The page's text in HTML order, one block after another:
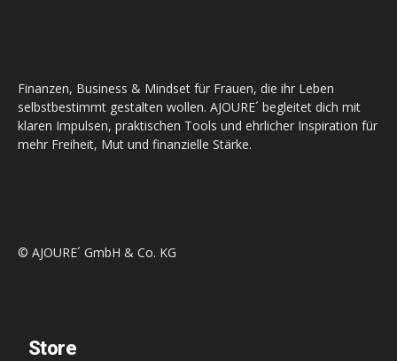
Finanzen, Business & Mindset für Frauen, die ihr Leben
selbstbestimmt gestalten wollen. AJOURE´ begleitet dich mit
klaren Impulsen, praktischen Tools und ehrlicher Inspiration für
mehr Freiheit, Mut und finanzielle Stärke.
© AJOURE´ GmbH & Co. KG
Store